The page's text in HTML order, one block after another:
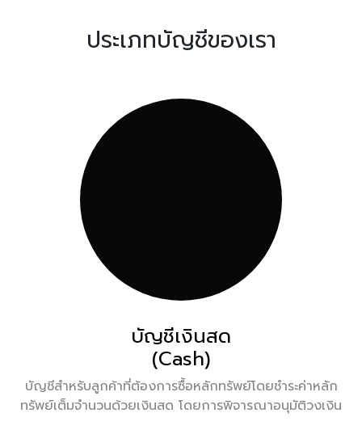
ประเภทบัญชีของเรา
บัญชีเงินสด
(Cash)
บัญชีสำหรับลูกค้าที่ต้องการซื้อหลักทรัพย์โดยชำระค่าหลัก
ทรัพย์เต็มจำนวนด้วยเงินสด โดยการพิจารณาอนุมัติวงเงิน